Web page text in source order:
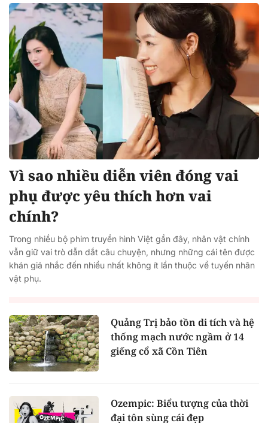
Vì sao nhiều diễn viên đóng vai
phụ được yêu thích hơn vai
chính?
Trong nhiều bộ phim truyền hình Việt gần đây, nhân vật chính
vẫn giữ vai trò dẫn dắt câu chuyện, nhưng những cái tên được
khán giả nhắc đến nhiều nhất không ít lần thuộc về tuyến nhân
vật phụ.
Quảng Trị bảo tồn di tích và hệ
thống mạch nước ngầm ở 14
giếng cổ xã Cồn Tiên
Ozempic: Biểu tượng của thời
đại tôn sùng cái đẹp